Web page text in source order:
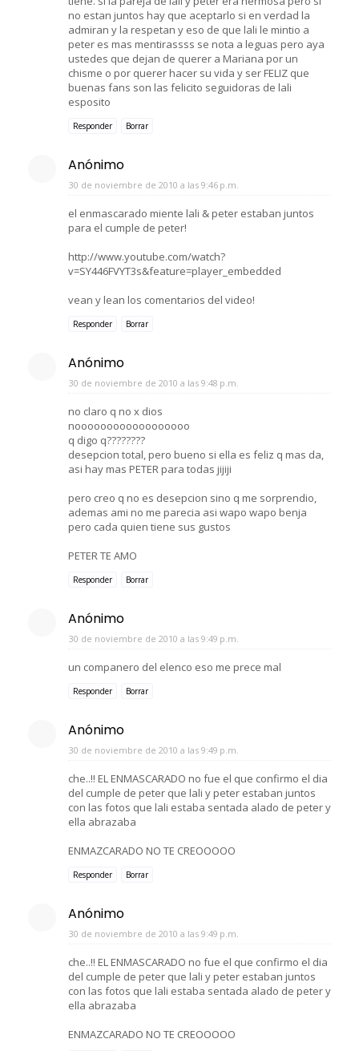
no estan juntos hay que aceptarlo si en verdad la
admiran y la respetan y eso de que lali le mintio a
peter es mas mentirassss se nota a leguas pero aya
ustedes que dejan de querer a Mariana por un
chisme o por querer hacer su vida y ser FELIZ que
buenas fans son las felicito seguidoras de lali
esposito
Responder Borrar
Anónimo
30 de noviembre de 2010 a las 9:46 p.m.
el enmascarado miente lali & peter estaban juntos
para el cumple de peter!
http://www.youtube.com/watch?
v=SY446FVYT3s&feature=player_embedded
vean y lean los comentarios del video!
Responder Borrar
Anónimo
30 de noviembre de 2010 a las 9:48 p.m.
no claro q no x dios
noooooooooooooooooo
q digo q????????
desepcion total, pero bueno si ella es feliz q mas da,
asi hay mas PETER para todas jijiji
pero creo q no es desepcion sino q me sorprendio,
ademas ami no me parecia asi wapo wapo benja
pero cada quien tiene sus gustos
PETER TE AMO
Responder Borrar
Anónimo
30 de noviembre de 2010 a las 9:49 p.m.
un companero del elenco eso me prece mal
Responder Borrar
Anónimo
30 de noviembre de 2010 a las 9:49 p.m.
che..!! EL ENMASCARADO no fue el que confirmo el dia
del cumple de peter que lali y peter estaban juntos
con las fotos que lali estaba sentada alado de peter y
ella abrazaba
ENMAZCARADO NO TE CREOOOOO
Responder Borrar
Anónimo
30 de noviembre de 2010 a las 9:49 p.m.
che..!! EL ENMASCARADO no fue el que confirmo el dia
del cumple de peter que lali y peter estaban juntos
con las fotos que lali estaba sentada alado de peter y
ella abrazaba
ENMAZCARADO NO TE CREOOOOO